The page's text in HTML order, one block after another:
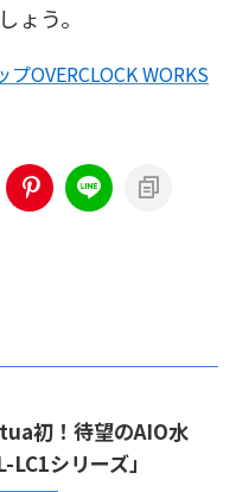
ょう。
OVERCLOCK WORKS
初！待望のAIO水
シリーズ」